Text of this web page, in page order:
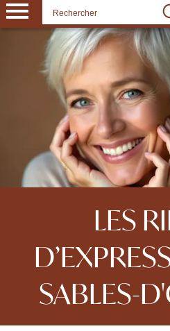
LES
SABLES-
Panneau de gestion des cookies